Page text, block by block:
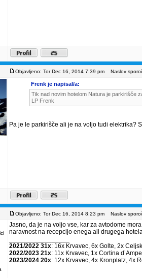
Objavljeno: Tor Dec 16, 2014 7:39 pm Naslov
Frenk je napisal/a:
Tik nad novim hotelom Natura je parkirišče
LP Frenk
Pa je le parkirišče ali je na voljo tudi elektrika?
Objavljeno: Tor Dec 16, 2014 8:23 pm Naslov
Jasno, da je na voljo vse, kar za avtodome
naravnost na recepcijo enega ali drugega
2021/2022 31x: 16x Krvavec, 6x Golte, 2x
2022/2023 21x: 11x Krvavec, 1x Cortina
2023/2024 20x: 12x Krvavec, 4x Kronplatz, 4x